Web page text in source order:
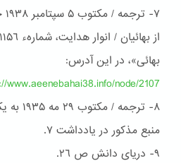
بهائی»، در این آدرس:
www.aeenebahai38.info/node/2107
۸-
منبع مذکور در یادداشت ۷.
٩- دریای دانش ص ٢٦.